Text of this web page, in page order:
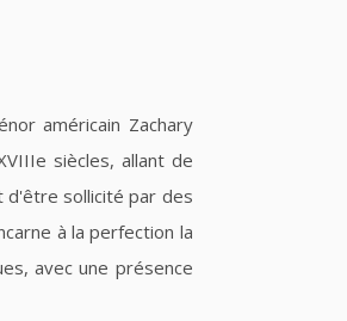
américain Zachary
siècles, allant de
d'être sollicité par des
à la perfection la
avec une présence